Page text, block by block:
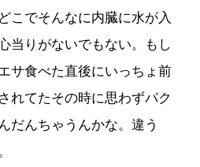
こでそんなに内臓に水が入
当りがないでもない。もし
サ食べた直後にいっちょ前
れてたその時に思わずパク
だんちゃうんかな。違う